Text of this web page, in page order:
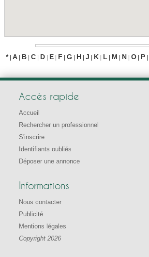
* A B C D E F G H J K L M N O P
Accès rapide
Accueil
Rechercher un professionnel
S'inscrire
Identifiants oubliés
Déposer une annonce
Informations
Nous contacter
Publicité
Mentions légales
Copyright 2026